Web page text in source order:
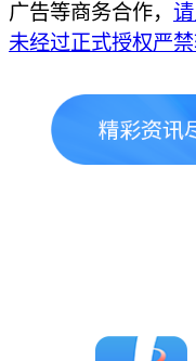
广告等商务合作，
未经过正式授权严